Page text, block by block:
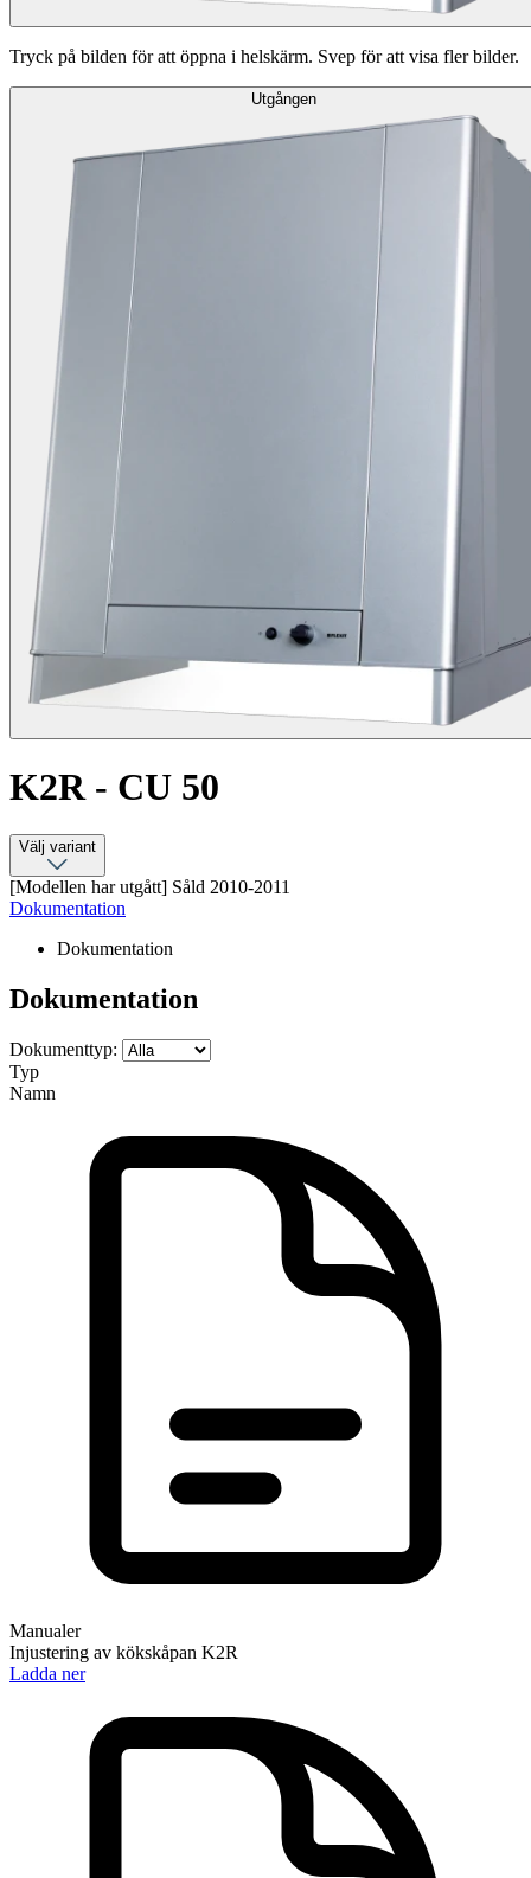
Tryck på bilden för att öppna i helskärm. Svep för att visa fler bilder.
Utgången
K2R - CU 50
Välj variant
[Modellen har utgått] Såld 2010-2011
Dokumentation
Dokumentation
Dokumentation
Dokumenttyp:
Typ
Namn
Manualer
Injustering av kökskåpan K2R
Ladda ner